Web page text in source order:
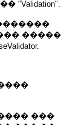
�����
���